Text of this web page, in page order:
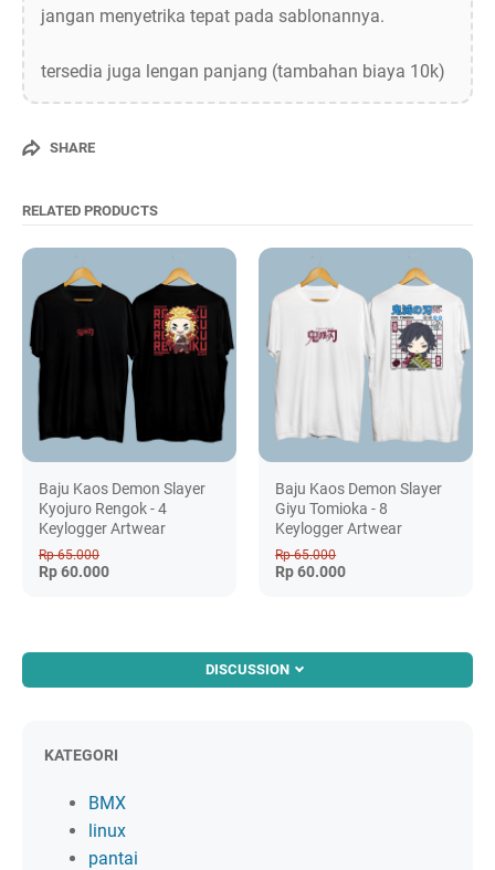
jangan menyetrika tepat pada sablonannya.
tersedia juga lengan panjang (tambahan biaya 10k)
SHARE
RELATED PRODUCTS
Baju Kaos Demon Slayer
Kyojuro Rengok - 4
Keylogger Artwear
Rp 65.000
Rp 60.000
Baju Kaos Demon Slayer
Giyu Tomioka - 8
Keylogger Artwear
Rp 65.000
Rp 60.000
DISCUSSION
KATEGORI
BMX
linux
pantai